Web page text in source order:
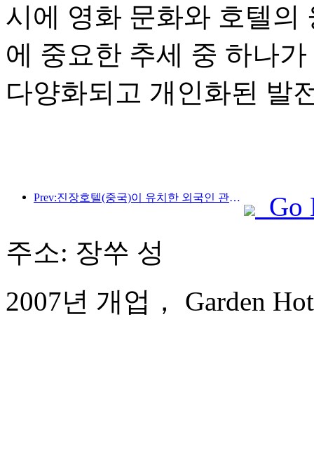
시에 영화 문화와 호텔의
에 중요한 추세 중 하나
다양화되고 개인화된 발
Prev:진장호텔(중국)이 유치한 외국인 관광객 수가 전년 대비 9배 이상 증가했다.
Go
주소: 장쑤 성
2007년 개업， Garden